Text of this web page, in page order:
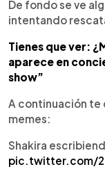
De fondo se ve
intentando
Tienes que ver:
aparece en
show”
A continuación te
memes:
Shakira
pic.twitter.com/